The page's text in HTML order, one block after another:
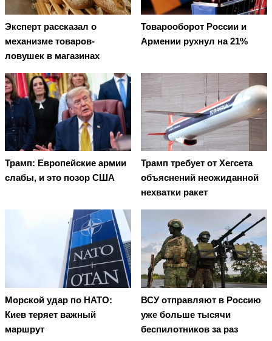
Эксперт рассказал о
механизме товаров-
ловушек в магазинах
Товарооборот России и
Армении рухнул на 21%
Трамп: Европейские армии
слабы, и это позор США
Трамп требует от Хегсета
объяснений неожиданной
нехватки ракет
Морской удар по НАТО:
Киев теряет важный
маршрут
ВСУ отправляют в Россию
уже больше тысячи
беспилотников за раз